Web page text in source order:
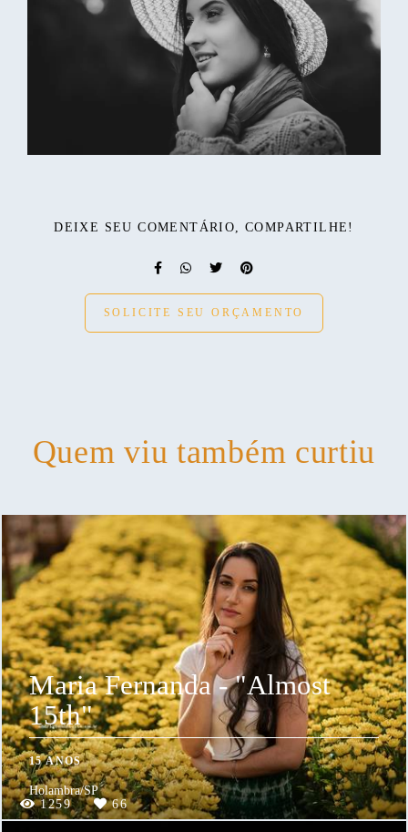
DEIXE SEU COMENTÁRIO, COMPARTILHE!
SOLICITE SEU ORÇAMENTO
Quem viu também curtiu
Maria Fernanda - "Almost
15th"
15 ANOS
Holambra/SP
1259
66